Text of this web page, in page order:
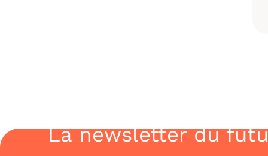
La newsletter du